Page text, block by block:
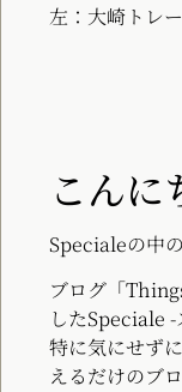
左：大崎トレ
こんに
Specialeの中の
ブログ「
したSpeciale
特に気にせず
えるだけのブ